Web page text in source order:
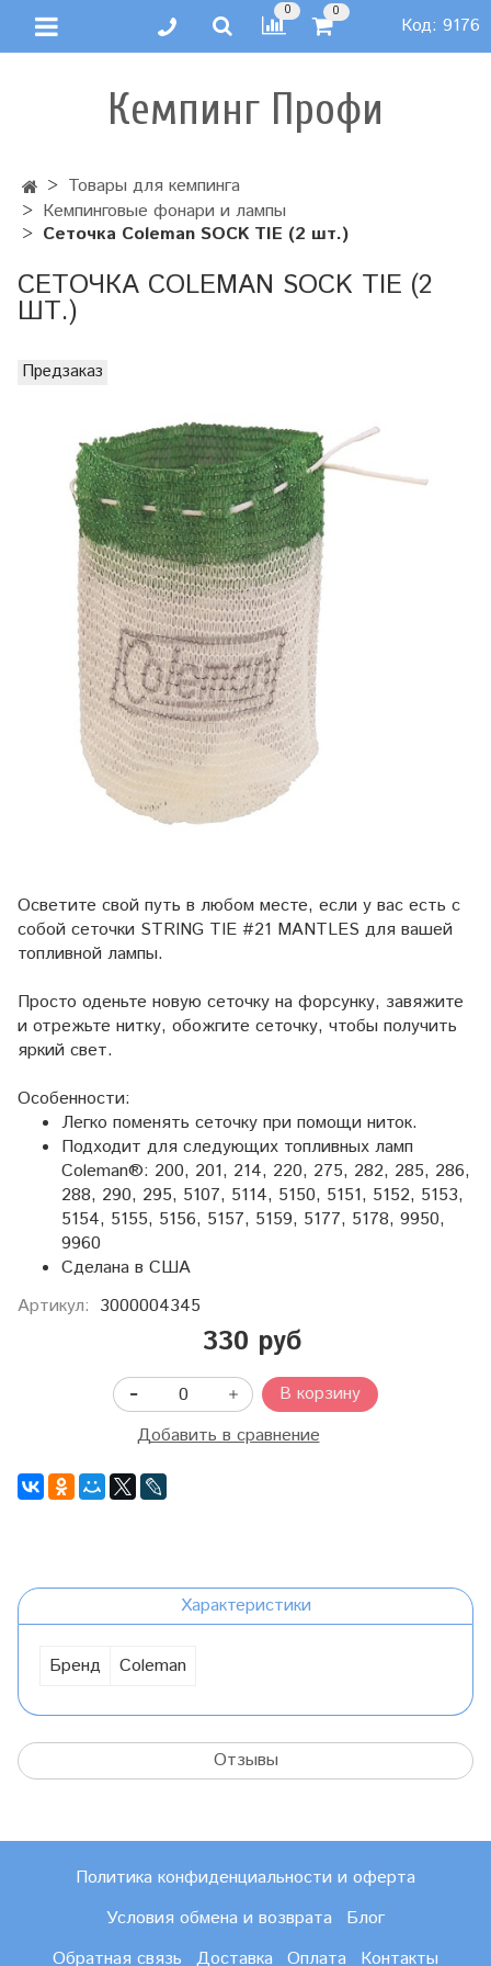
0 0
Код: 9176
Кемпинг Профи
Товары для кемпинга
Кемпинговые фонари и лампы
Сеточка Coleman SOCK TIE (2 шт.)
СЕТОЧКА COLEMAN SOCK TIE (2
ШТ.)
Предзаказ
Осветите свой путь в любом месте, если у вас есть с
собой сеточки STRING TIE #21 MANTLES для вашей
топливной лампы.
Просто оденьте новую сеточку на форсунку, завяжите
и отрежьте нитку, обожгите сеточку, чтобы получить
яркий свет.
Особенности:
Легко поменять сеточку при помощи ниток.
Подходит для следующих топливных ламп
Coleman®: 200, 201, 214, 220, 275, 282, 285, 286,
288, 290, 295, 5107, 5114, 5150, 5151, 5152, 5153,
5154, 5155, 5156, 5157, 5159, 5177, 5178, 9950,
9960
Сделана в США
Артикул: 3000004345
330 руб
В корзину
Добавить в сравнение
Характеристики
Бренд Coleman
Отзывы
Политика конфиденциальности и оферта
Условия обмена и возврата
Блог
Обратная связь
Доставка Оплата Контакты